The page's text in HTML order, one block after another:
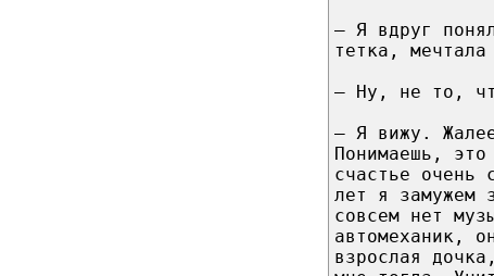
– Я вдруг
тетка,
– Ну, не то,
– Я вижу.
Понимаешь,
счастье очень
лет я замужем
совсем нет
автомеханик,
взрослая